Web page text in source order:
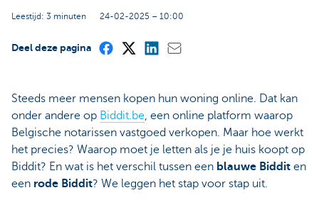
Leestijd: 3 minuten 24-02-2025 – 10:00
Deel deze pagina
Steeds meer mensen kopen hun woning online. Dat kan
onder andere op Biddit.be, een online platform waarop
Belgische notarissen vastgoed verkopen. Maar hoe werkt
het precies? Waarop moet je letten als je je huis koopt op
Biddit? En wat is het verschil tussen een blauwe Biddit en
een rode Biddit? We leggen het stap voor stap uit.